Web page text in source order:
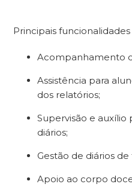
Principais
Acompanhamento
Assistência para
dos relatórios;
Supervisão e
diários;
Gestão de diários
Apoio ao corpo